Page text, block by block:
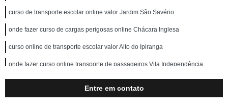
curso de transporte escolar online valor Jardim São Savério
onde fazer curso de cargas perigosas online Chácara Inglesa
curso online de transporte escolar valor Alto do Ipiranga
onde fazer curso online transporte de passageiros Vila Independência
preço de curso mopp e carga indivisível online Vila Parque Jabaquara
Entre em contato